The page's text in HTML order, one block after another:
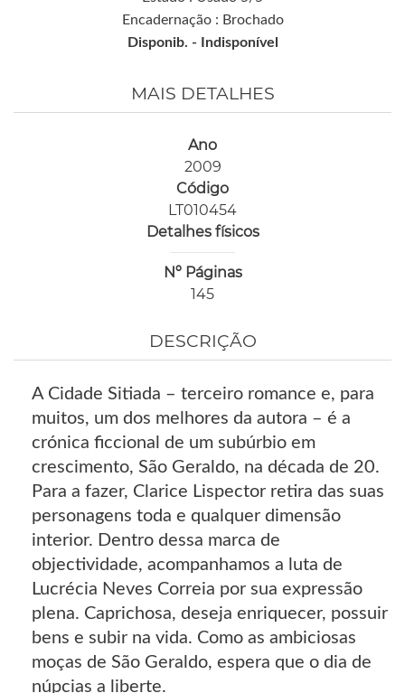
Encadernação : Brochado
Disponib. -
Indisponível
MAIS DETALHES
Ano
2009
Código
LT010454
Detalhes físicos
Nº Páginas
145
DESCRIÇÃO
A Cidade Sitiada – terceiro romance e, para
muitos, um dos melhores da autora – é a
crónica ficcional de um subúrbio em
crescimento, São Geraldo, na década de 20.
Para a fazer, Clarice Lispector retira das suas
personagens toda e qualquer dimensão
interior. Dentro dessa marca de
objectividade, acompanhamos a luta de
Lucrécia Neves Correia por sua expressão
plena. Caprichosa, deseja enriquecer, possuir
bens e subir na vida. Como as ambiciosas
moças de São Geraldo, espera que o dia de
núpcias a liberte.